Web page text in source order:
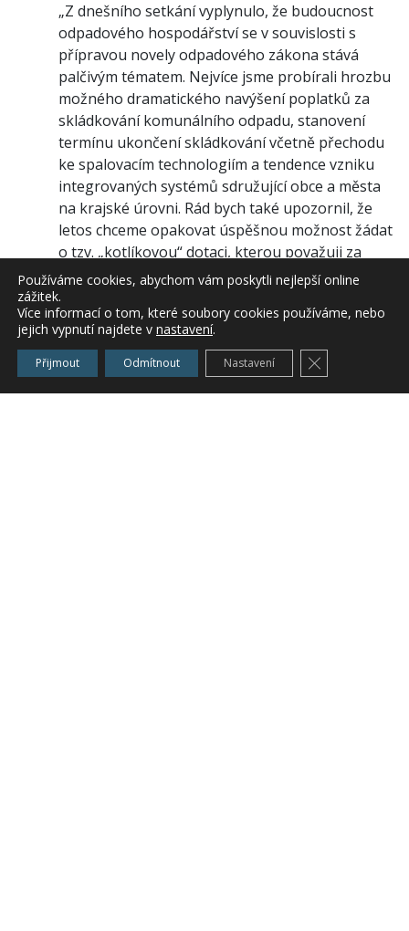
„Z dnešního setkání vyplynulo, že budoucnost
odpadového hospodářství se v souvislosti s
přípravou novely odpadového zákona stává
palčivým tématem. Nejvíce jsme probírali hrozbu
možného dramatického navýšení poplatků za
skládkování komunálního odpadu, stanovení
termínu ukončení skládkování včetně přechodu
ke spalovacím technologiím a tendence vzniku
integrovaných systémů sdružující obce a města
na krajské úrovni. Rád bych také upozornil, že
letos chceme opakovat úspěšnou možnost žádat
o tzv. „kotlíkovou“ dotaci, kterou považuji za
jeden z nejefektivnějších způsobů, jak pomoci
lidem a zároveň chránit životní prostředí,“ uvedl
náměstek hejtmana pro oblast životního
prostředí Marek Semerád s tím, že se veřejnost
včas dozví podmínky podání žádostí o tuto
dotaci.
Používáme cookies, abychom vám poskytli nejlepší online
zážitek.
Více informací o tom, které soubory cookies používáme, nebo
jejich vypnutí najdete v nastavení.
Přijmout Odmítnout Nastavení Zavřít cookie